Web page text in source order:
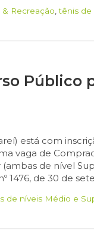
Recreação ,tênis de
Público
está com
vaga de
de nível
1476, de 30 de
de níveis Médio e